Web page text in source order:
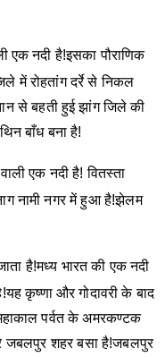
एक नदी है!इसका पौराणिक
में रोहतांग दर्रे से निकल
से बहती हुई झांग जिले की
बाँध बना है!
एक नदी है! वितस्ता
नामी नगर में हुआ है!झेलम
है!मध्य भारत की एक नदी
कृष्णा और गोदावरी के बाद
पर्वत के अमरकण्टक
जबलपुर शहर बसा है!जबलपुर